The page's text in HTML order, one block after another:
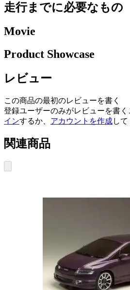
走行までに必要なもの
Movie
Product Showcase
レビュー
この商品の最初のレビューを書く
登録ユーザーのみがレビューを書く
インするか、 アカウントを作成し
関連商品